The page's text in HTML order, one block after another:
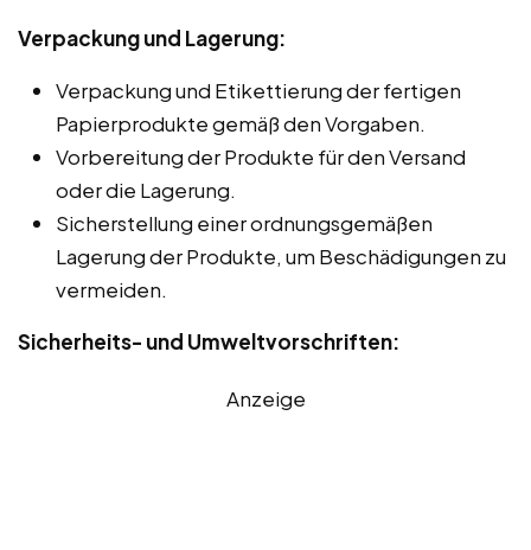
Verpackung und Lagerung:
Verpackung und Etikettierung der fertigen
Papierprodukte gemäß den Vorgaben.
Vorbereitung der Produkte für den Versand
oder die Lagerung.
Sicherstellung einer ordnungsgemäßen
Lagerung der Produkte, um Beschädigungen zu
vermeiden.
Sicherheits- und Umweltvorschriften:
Anzeige